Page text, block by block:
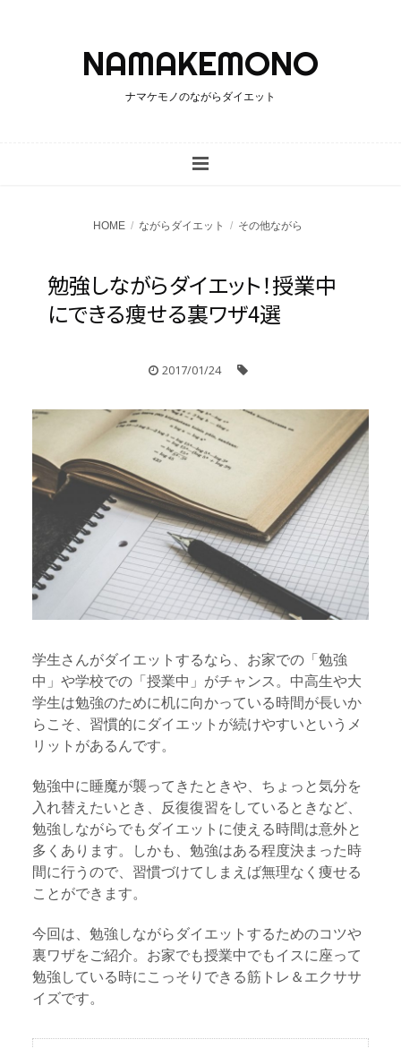
ナマケモノのながらダイエット
HOME ながらダイエット その他ながら
勉強しながらダイエット！授業中
にできる痩せる裏ワザ4選
2017/01/24
学生さんがダイエットするなら、お家での「勉強
中」や学校での「授業中」がチャンス。中高生や大
学生は勉強のために机に向かっている時間が長いか
らこそ、習慣的にダイエットが続けやすいというメ
リットがあるんです。
勉強中に睡魔が襲ってきたときや、ちょっと気分を
入れ替えたいとき、反復復習をしているときなど、
勉強しながらでもダイエットに使える時間は意外と
多くあります。しかも、勉強はある程度決まった時
間に行うので、習慣づけてしまえば無理なく痩せる
ことができます。
今回は、勉強しながらダイエットするためのコツや
裏ワザをご紹介。お家でも授業中でもイスに座って
勉強している時にこっそりできる筋トレ＆エクササ
イズです。